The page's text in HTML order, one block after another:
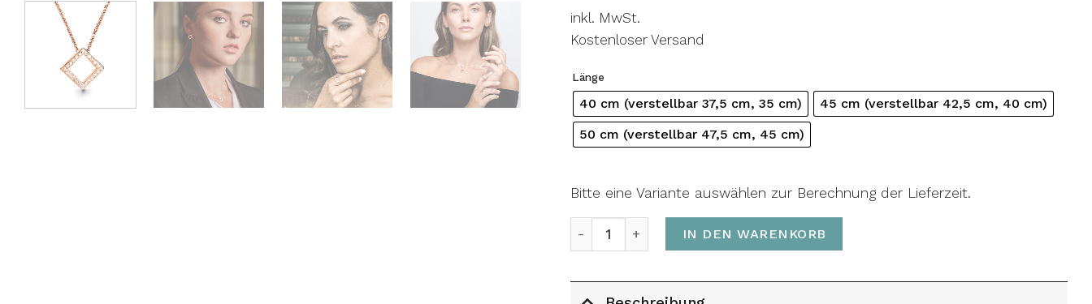
inkl. MwSt.
Kostenloser Versand
Länge
40 cm (verstellbar 37,5 cm, 35 cm)
45 cm (verstellbar 42,5 cm, 40 cm)
50 cm (verstellbar 47,5 cm, 45 cm)
Bitte eine Variante auswählen zur Berechnung der Lieferzeit.
Collier SQUARE MengeIN DEN WARENKORB